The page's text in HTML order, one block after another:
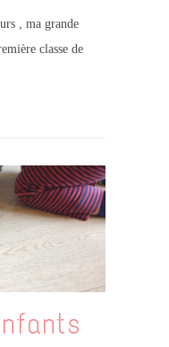
, ma grande
classe de